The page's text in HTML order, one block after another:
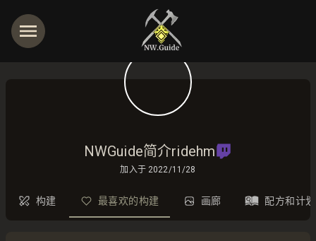
NWGuide简介ridehm
加入于 2022/11/28
构建 最喜欢的构建 画廊 配方和计